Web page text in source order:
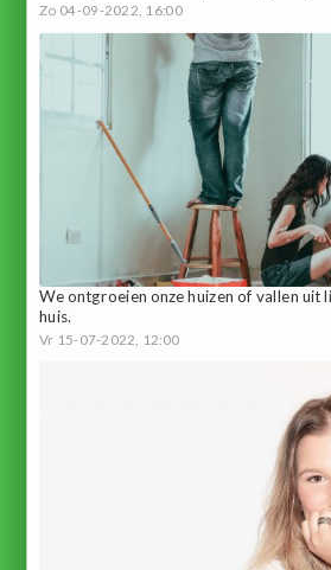
Zo 04-09-2022, 16:00
We ontgroeien onze huizen of vallen uit
huis.
Vr 15-07-2022, 12:00